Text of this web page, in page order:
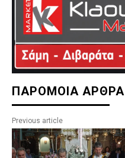
ΠΑΡΟΜΟΙΑ ΑΡΘΡΑ
Previous article